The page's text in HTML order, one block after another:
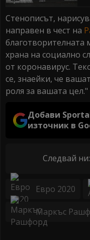
Стенописът,
направен в чест на
благотворителната
храна на социално
от коронавирус.
се, знаейки, че
роля за вашата цел."
Добави
източник в
Следвай ни:
Евро 2020
Маркъс